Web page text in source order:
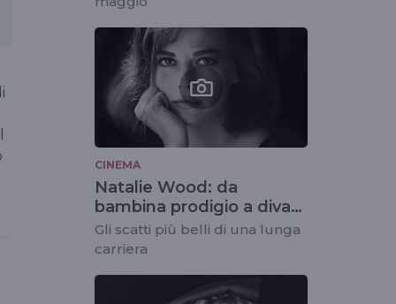
CINEMA
Natalie Wood: da
bambina prodigio a diva
dello star system
Gli scatti più belli di una lunga
carriera